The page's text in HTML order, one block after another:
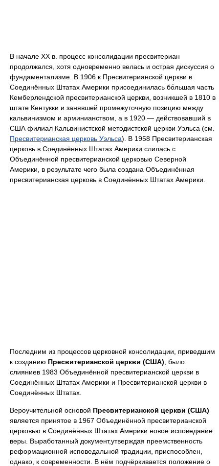
В начале XX в. процесс консолидации пресвитериан
продолжался, хотя одновременно велась и острая дискуссия о
фундаментализме. В 1906 к Пресвитерианской церкви в
Соединённых Штатах Америки присоединилась бо́льшая часть
Кемберлендской пресвитерианской церкви, возникшей в 1810 в
штате Кентукки и занявшей промежуточную позицию между
кальвинизмом и арминианством, а в 1920 — действовавший в
США филиал Кальвинистской методистской церкви Уэльса (см.
Пресвитерианская церковь Уэльса). В 1958 Пресвитерианская
церковь в Соединённых Штатах Америки слилась с
Объединённой пресвитерианской церковью Северной
Америки, в результате чего была создана Объединённая
пресвитерианская церковь в Соединённых Штатах Америки.
Последним из процессов церковной консолидации, приведшим
к созданию Пресвитерианской церкви (США) , было
слияниев 1983 Объединённой пресвитерианской церкви в
Соединённых Штатах Америки и Пресвитерианской церкви в
Соединённых Штатах.
Вероучительной основой Пресвитерианской церкви (США)
является принятое в 1967 Объединённой пресвитерианской
церковью в Соединённых Штатах Америки новое исповедание
веры. Выработанный документ,утверждая преемственность
реформационной исповедальной традиции, приспособлен,
однако, к современности. В нём подчёркивается положение о